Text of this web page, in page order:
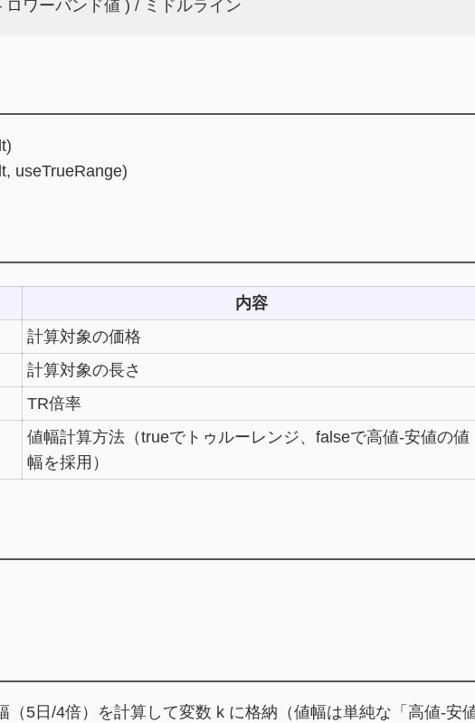
ワーバンド値 ) / ミドルライン
useTrueRange)
内容
計算対象の価格
計算対象の長さ
TR倍率
値幅計算方法（trueでトゥルーレンジ、falseで高値-安値の値
幅を採用）
（5日/4倍）を計算して変数 k に格納（値幅は単純な「高値-安